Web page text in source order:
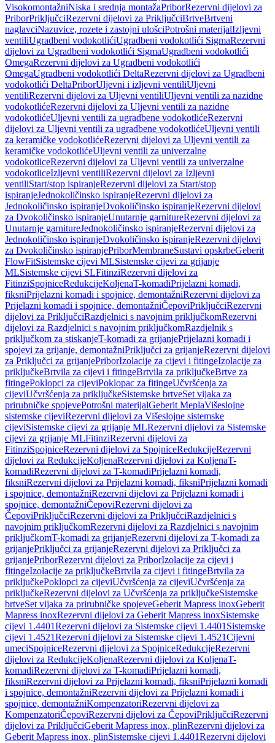
VisokomontažniNiska i srednja montažaPriborRezervni dijelovi za
PriborPriključciRezervni dijelovi za PriključciBrtveBrtveni
naglavciNazuvice, rozete i zastojni ulošciPotrošni materijalIzljevni
ventiliUgradbeni vodokotlićiUgradbeni vodokotlići SigmaRezervni
dijelovi za Ugradbeni vodokotlići SigmaUgradbeni vodokotlići
OmegaRezervni dijelovi za Ugradbeni vodokotlići
OmegaUgradbeni vodokotlići DeltaRezervni dijelovi za Ugradbeni
vodokotlići DeltaPriborUljevni i izljevni ventiliUljevni
ventiliRezervni dijelovi za Uljevni ventiliUljevni ventili za nazidne
vodokotlićeRezervni dijelovi za Uljevni ventili za nazidne
vodokotlićeUljevni ventili za ugradbene vodokotlićeRezervni
dijelovi za Uljevni ventili za ugradbene vodokotlićeUljevni ventili
za keramičke vodokotlićeRezervni dijelovi za Uljevni ventili za
keramičke vodokotlićeUljevni ventili za univerzalne
vodokotliceRezervni dijelovi za Uljevni ventili za univerzalne
vodokotliceIzljevni ventiliRezervni dijelovi za Izljevni
ventiliStart/stop ispiranjeRezervni dijelovi za Start/stop
ispiranjeJednokoličinsko ispiranjeRezervni dijelovi za
Jednokoličinsko ispiranjeDvokoličinsko ispiranjeRezervni dijelovi
za Dvokoličinsko ispiranjeUnutarnje garnitureRezervni dijelovi za
Unutarnje garnitureJednokoličinsko ispiranjeRezervni dijelovi za
Jednokoličinsko ispiranjeDvokoličinsko ispiranjeRezervni dijelovi
za Dvokoličinsko ispiranjePriborMembraneSustavi opskrbeGeberit
FlowFitSistemske cijevi MLSistemske cijevi za grijanje
MLSistemske cijevi SLFitinziRezervni dijelovi za
FitinziSpojniceRedukcijeKoljenaT-komadiPrijelazni komadi,
fiksniPrijelazni komadi i spojnice, demontažniRezervni dijelovi za
Prijelazni komadi i spojnice, demontažniČepoviPriključciRezervni
dijelovi za PriključciRazdjelnici s navojnim priključkomRezervni
dijelovi za Razdjelnici s navojnim priključkomRazdjelnik s
priključkom za stiskanjeT-komadi za grijanjePrijelazni komadi i
spojevi za grijanje, demontažniPriključci za grijanjeRezervni dijelovi
za Priključci za grijanjePriborIzolacije za cijevi i fitingeIzolacije za
priključkeBrtvila za cijevi i fitingeBrtvila za priključkeBrtve za
fitingePoklopci za cijeviPoklopac za fitingeUčvršćenja za
cijeviUčvršćenja za priključkeSistemske brtveSet vijaka za
prirubničke spojevePotrošni materijalGeberit MeplaVišeslojne
sistemske cijeviRezervni dijelovi za Višeslojne sistemske
cijeviSistemske cijevi za grijanje MLRezervni dijelovi za Sistemske
cijevi za grijanje MLFitinziRezervni dijelovi za
FitinziSpojniceRezervni dijelovi za SpojniceRedukcijeRezervni
dijelovi za RedukcijeKoljenaRezervni dijelovi za KoljenaT-
komadiRezervni dijelovi za T-komadiPrijelazni komadi,
fiksniRezervni dijelovi za Prijelazni komadi, fiksniPrijelazni komadi
i spojnice, demontažniRezervni dijelovi za Prijelazni komadi i
spojnice, demontažniČepoviRezervni dijelovi za
ČepoviPriključciRezervni dijelovi za PriključciRazdjelnici s
navojnim priključkomRezervni dijelovi za Razdjelnici s navojnim
priključkomT-komadi za grijanjeRezervni dijelovi za T-komadi za
grijanjePriključci za grijanjeRezervni dijelovi za Priključci za
grijanjePriborRezervni dijelovi za PriborIzolacije za cijevi i
fitingeIzolacije za priključkeBrtvila za cijevi i fitingeBrtvila za
priključkePoklopci za cijeviUčvršćenja za cijeviUčvršćenja za
priključkeRezervni dijelovi za Učvršćenja za priključkeSistemske
brtveSet vijaka za prirubničke spojeveGeberit Mapress inoxGeberit
Mapress inoxRezervni dijelovi za Geberit Mapress inoxSistemske
cijevi 1.4401Rezervni dijelovi za Sistemske cijevi 1.4401 Sistemske
cijevi 1.4521Rezervni dijelovi za Sistemske cijevi 1.4521Cijevni
umeciSpojniceRezervni dijelovi za SpojniceRedukcijeRezervni
dijelovi za RedukcijeKoljenaRezervni dijelovi za KoljenaT-
komadiRezervni dijelovi za T-komadiPrijelazni komadi,
fiksniRezervni dijelovi za Prijelazni komadi, fiksniPrijelazni komadi
i spojnice, demontažniRezervni dijelovi za Prijelazni komadi i
spojnice, demontažniKompenzatoriRezervni dijelovi za
KompenzatoriČepoviRezervni dijelovi za ČepoviPriključciRezervni
dijelovi za PriključciGeberit Mapress inox, plinRezervni dijelovi za
Geberit Mapress inox, plinSistemske cijevi 1.4401Rezervni dijelovi